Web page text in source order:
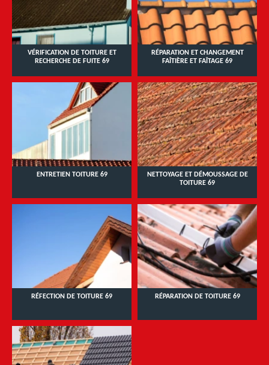
VÉRIFICATION DE TOITURE ET
RECHERCHE DE FUITE 69
RÉPARATION ET CHANGEMENT
FAÎTIÈRE ET FAÎTAGE 69
ENTRETIEN TOITURE 69
NETTOYAGE ET DÉMOUSSAGE DE
TOITURE 69
RÉFECTION DE TOITURE 69 RÉPARATION DE TOITURE 69